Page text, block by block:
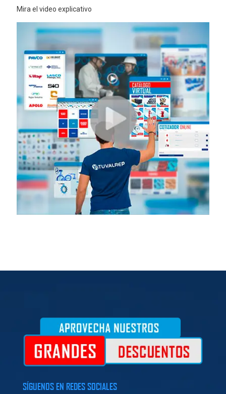
Mira el video explicativo
SÍGUENOS EN REDES SOCIALES